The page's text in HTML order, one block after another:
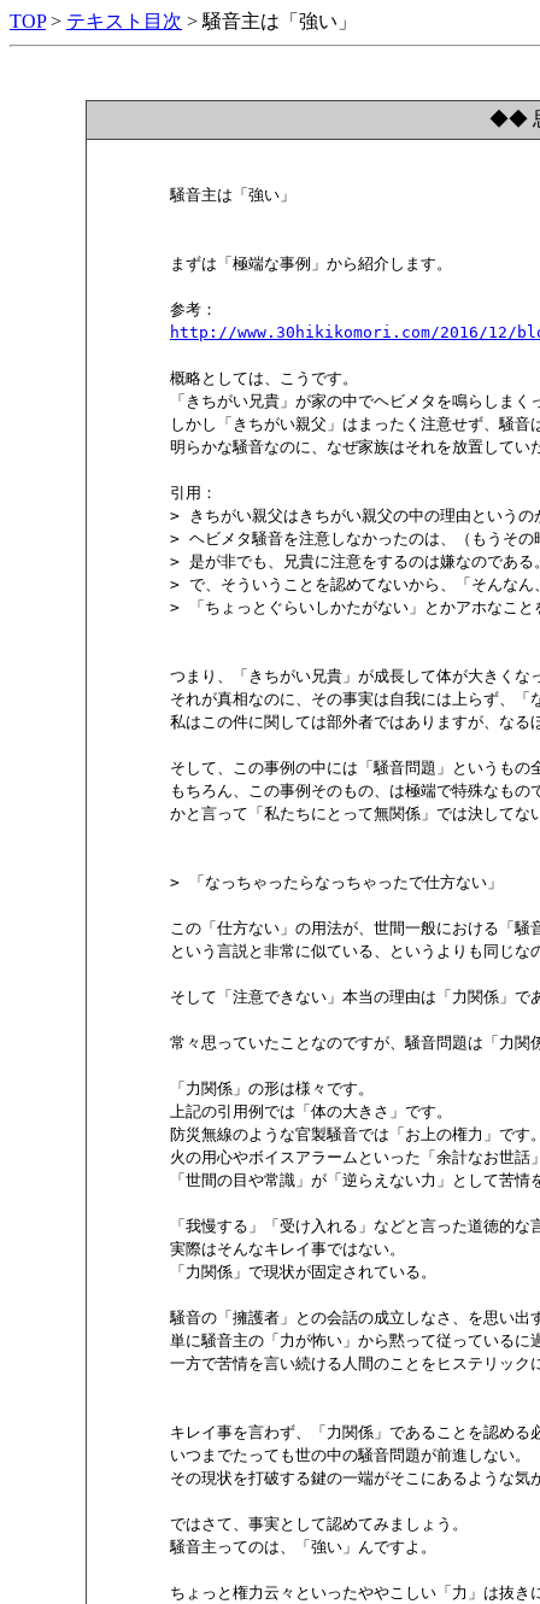
TOP> テキスト目次 > 騒音主は「強い」
◆◆
        騒音主は「強い」
        まずは「極端な事例」から紹介します。
        参考：
http://www.30hikikomori.com/2016/12/
        概略としては、こうです。
「きちがい兄貴」が家の中でヘビメタを鳴らしまく
しかし「きちがい親父」はまったく注意せず、騒音
明らかな騒音なのに、なぜ家族はそれを放置してい
        引用：
> きちがい親父はきちがい親父の中の理由というの
> ヘビメタ騒音を注意しなかったのは、（もうその
> 是が非でも、兄貴に注意をするのは嫌なのである
> で、そういうことを認めてないから、「そんなん
> 「ちょっとぐらいしかたがない」とかアホなこと
つまり、「きちがい兄貴」が成長して体が大きくな
それが真相なのに、その事実は自我には上らず、「
私はこの件に関しては部外者ではありますが、なる
そして、この事例の中には「騒音問題」というもの
もちろん、この事例そのもの、は極端で特殊なもの
かと言って「私たちにとって無関係」では決してな
        > 「なっちゃったらなっちゃったで仕方ない」
この「仕方ない」の用法が、世間一般における「騒
という言説と非常に似ている、というよりも同じな
そして「注意できない」本当の理由は「力関係」で
常々思っていたことなのですが、騒音問題は「力関
        「力関係」の形は様々です。
        上記の引用例では「体の大きさ」です。
防災無線のような官製騒音では「お上の権力」です
火の用心やボイスアラームといった「余計なお世話
「世間の目や常識」が「逆らえない力」として苦情
「我慢する」「受け入れる」などと言った道徳的な
        実際はそんなキレイ事ではない。
        「力関係」で現状が固定されている。
騒音の「擁護者」との会話の成立しなさ、を思い出
単に騒音主の「力が怖い」から黙って従っているに
一方で苦情を言い続ける人間のことをヒステリック
キレイ事を言わず、「力関係」であることを認める
        いつまでたっても世の中の騒音問題が前進しない。
その現状を打破する鍵の一端がそこにあるような気
        ではさて、事実として認めてみましょう。
        騒音主ってのは、「強い」んですよ。
ちょっと権力云々といったややこしい「力」は抜き